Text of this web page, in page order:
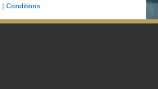
| Conditions